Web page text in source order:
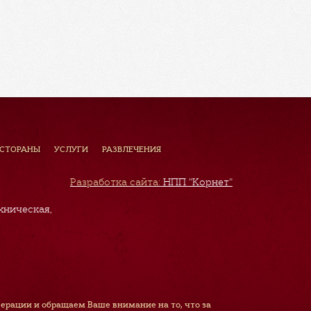
УСЛУГИ РАЗВЛЕЧЕНИЯ
Разработка сайта: НПП "Корнет"
и обращаем Ваше внимание на то, что за